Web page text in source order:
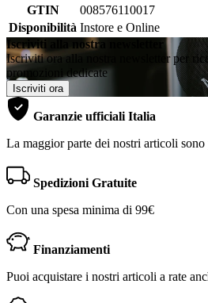
GTIN
008576110017
Disponibilità Instore e Online
Iscriviti alla nostra newsletter
Iscriviti ora alla nostra newsletter per
promozioni dedicate
Iscriviti ora
Garanzie ufficiali Italia
La maggior parte dei nostri articoli
Spedizioni Gratuite
Con una spesa minima di 99€
Finanziamenti
Puoi acquistare i nostri articoli a rate